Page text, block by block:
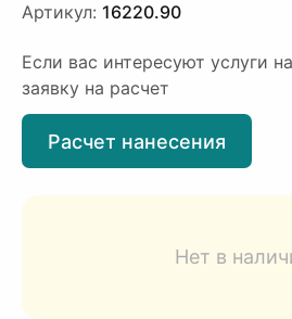
Артикул: 16220.90
Если вас интересуют услуги
заявку на расчет
Расчет нанесения
Нет в